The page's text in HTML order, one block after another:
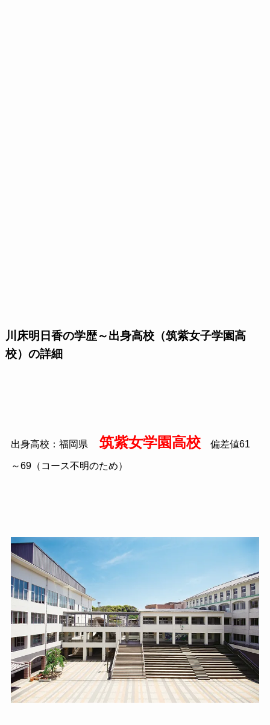
川床明日香の学歴～出身高校（筑紫女子学園高
校）の詳細
出身高校：福岡県 筑紫女学園高校偏差値61
～69（コース不明のため）